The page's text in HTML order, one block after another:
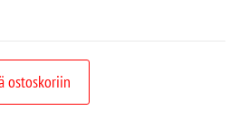
ostoskoriin